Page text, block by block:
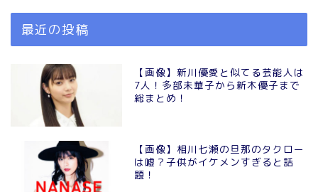
最近の投稿
【画像】新川優愛と似てる芸能人は
7人！多部未華子から新木優子まで
総まとめ！
【画像】相川七瀬の旦那のタクロー
は嘘？子供がイケメンすぎると話
題！